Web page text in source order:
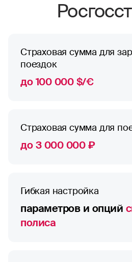
Страховая сумма для
поездок
до 100 000 $/€
Страховая сумма для
до 3 000 000 ₽
Гибкая настройка
параметров и опций
полиса